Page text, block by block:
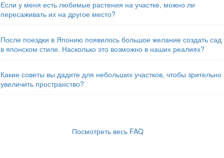
Если у меня есть любимые растения на участке, можно ли
пересаживать их на другое место?
После поездки в Японию появилось большое желание создать сад
в японском стиле. Насколько это возможно в наших реалиях?
Какие советы вы дадите для небольших участков, чтобы зрительно
увеличить пространство?
Посмотреть весь FAQ